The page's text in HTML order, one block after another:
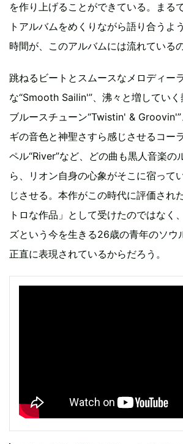
を作り上げることができている。まる
トアルバムをめくりながら語り合うよ
時間が、このアルバムには流れているの
跳ねるビートとスムースなメロディー
な“Smooth Sailin'”、沸々と増してい
ブルースチューン“Twistin' &
ギの音色と神聖さすら感じさせるコー
ペル“River”など、どの曲も黒人音楽の
ら、リオン自身の心象がそこに宿って
じさせる。本作がこの時代に評価され
トロな作品」として受けたのではなく
ズという今を生きる26歳の青年のソウ
正直に表現されているからだろう。